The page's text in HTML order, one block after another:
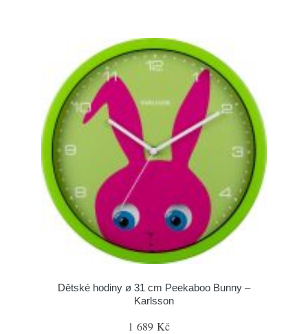
Dětské hodiny ø 31 cm Peekaboo Bunny –
Karlsson
1 689 Kč